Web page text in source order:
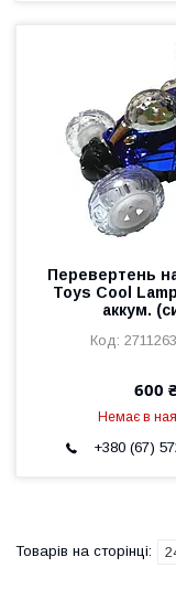
Перевертень
Toys Cool
аккум.
600
Немає в
+380 (67)